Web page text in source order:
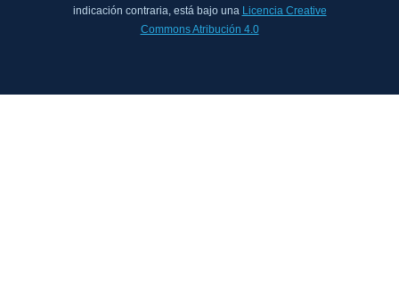
indicación contraria, está bajo una Licencia Creative
Commons Atribución 4.0